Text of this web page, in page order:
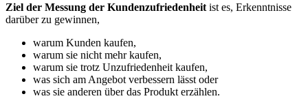
Ziel der Messung der Kundenzufriedenheit ist es, Erkenntnisse
darüber zu gewinnen,
warum Kunden kaufen,
warum sie nicht mehr kaufen,
warum sie trotz Unzufriedenheit kaufen,
was sich am Angebot verbessern lässt oder
was sie anderen über das Produkt erzählen.